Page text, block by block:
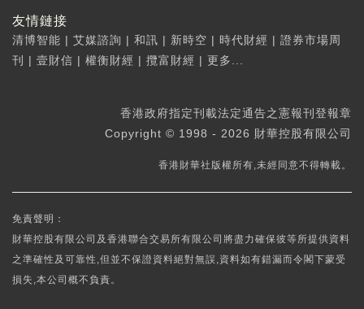
友情鏈接
清博智能 | 艾媒諮詢 | 和訊 | 新時空 | 時代財經 | 證券市場周
刊
| 壹財信 | 權衡財經 | 攬富財經 | 更多...
香港政府指定刊載法定通告之憲報刊登報章
Copyright © 1998 - 2026 財華控股有限公司
香港財華社版權所有,未經同意不得轉載。
免責聲明：
財華控股有限公司及香港聯合交易所有限公司將盡力確保彼等所提供資料
之準確性及可靠性,但並不保證資料絕對無誤,資料如有錯漏而令閣下蒙受
損失,本公司概不負責。